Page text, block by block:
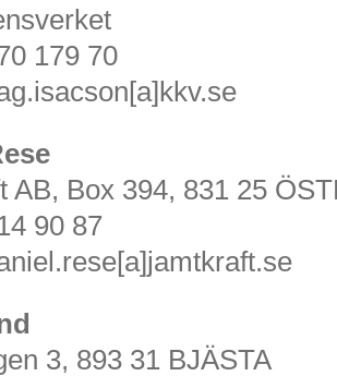
179 70
AB, Box 394, 831 25
90 87
3, 893 31 BJÄSTA